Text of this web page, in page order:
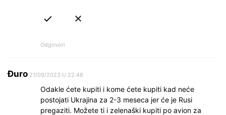
Odgovori
Đuro 21/09/2023 U 22:48
Odakle ćete kupiti i kome ćete kupiti kad neće
postojati Ukrajina za 2-3 meseca jer će je Rusi
pregaziti. Možete ti i zelenaški kupiti po avion za